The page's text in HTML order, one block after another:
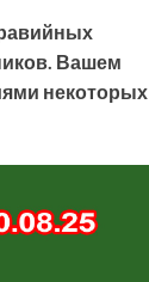
Вашем
некоторых